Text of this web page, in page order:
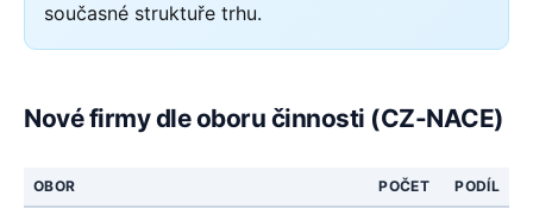
současné struktuře trhu.
Nové firmy dle oboru činnosti (CZ-NACE)
OBOR POČET PODÍL